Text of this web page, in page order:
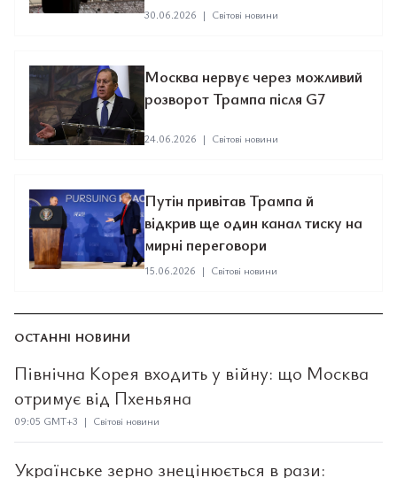
30.06.2026 | Світові новини
Москва нервує через можливий
розворот Трампа після G7
24.06.2026 | Світові новини
Путін привітав Трампа й
відкрив ще один канал тиску на
мирні переговори
15.06.2026 | Світові новини
ОСТАННІ НОВИНИ
Північна Корея входить у війну: що Москва
отримує від Пхеньяна
09:05 GMT+3 | Світові новини
Українське зерно знецінюється в рази: